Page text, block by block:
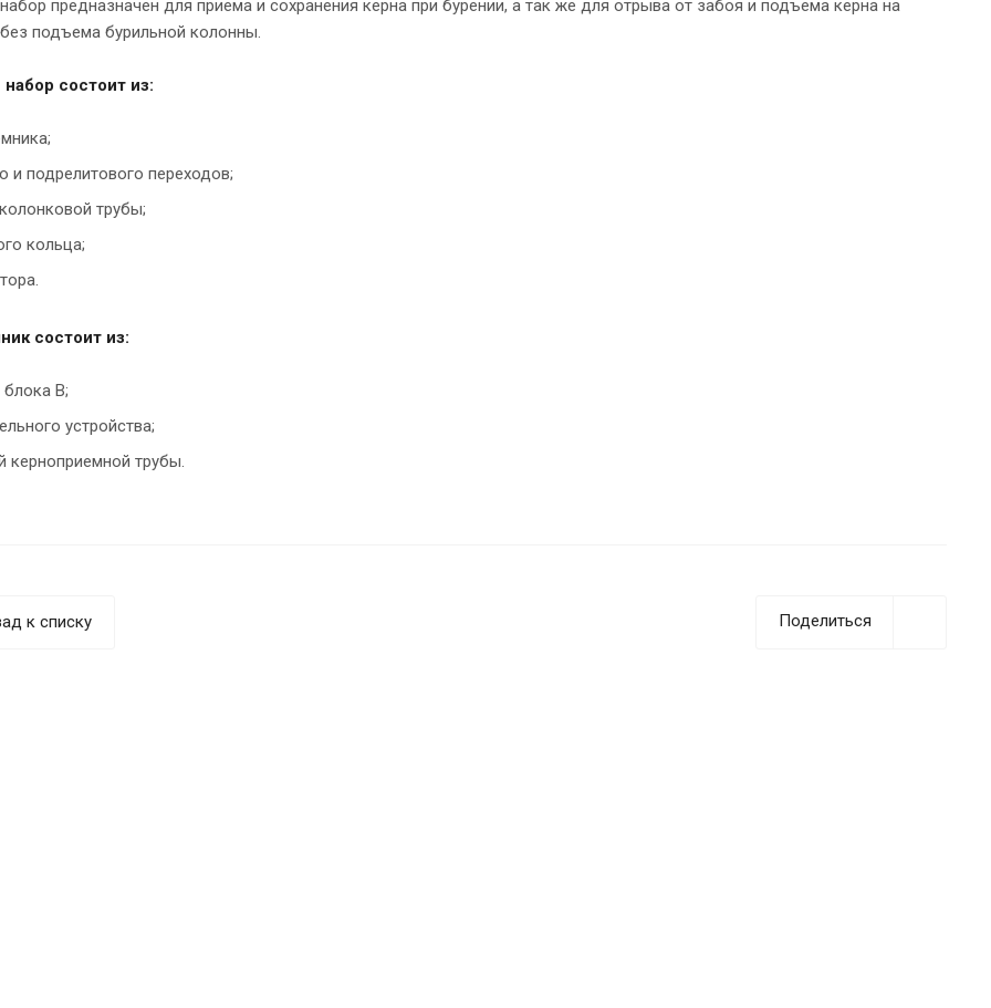
предназначен для приема и сохранения керна при бурении, а так же для отрыва от забоя и подъема керна на
подъема бурильной колонны.
состоит из:
и подрелитового переходов;
трубы;
кольца;
состоит из:
B;
устройства;
керноприемной трубы.
Поделиться
к списку